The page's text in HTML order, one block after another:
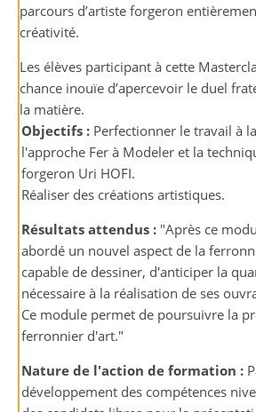
parcours d’artiste forgeron
créativité.
Les élèves participant à cette
chance inouïe d’apercevoir le duel
la matière.
Objectifs : Perfectionner le travail à
l'approche Fer à Modeler et la
forgeron Uri HOFI.
Réaliser des créations artistiques.
Résultats attendus : "Après ce
abordé un nouvel aspect de la
capable de dessiner, d'anticiper la
nécessaire à la réalisation de ses
Ce module permet de poursuivre la
ferronnier d'art."
Nature de l'action de formation :
développement des compétences